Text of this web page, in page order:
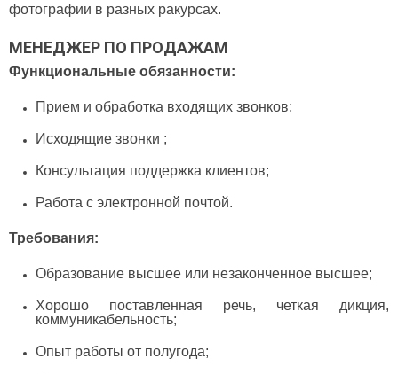
фотографии в разных ракурсах.
МЕНЕДЖЕР ПО ПРОДАЖАМ
Функциональные обязанности:
Прием и обработка входящих звонков;
Исходящие звонки ;
Консультация поддержка клиентов;
Работа с электронной почтой.
Требования:
Образование высшее или незаконченное высшее;
Хорошо поставленная речь, четкая дикция,
коммуникабельность;
Опыт работы от полугода;